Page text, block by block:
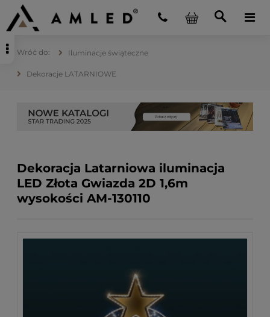
Iluminacje świąteczne
Dekoracje LATARNIOWE
Dekoracja Latarniowa iluminacja
LED Złota Gwiazda 2D 1,6m
wysokości AM-130110